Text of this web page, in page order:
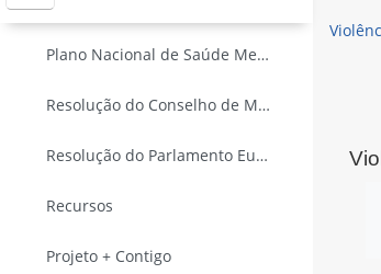
Plano Nacional de Saúde Mental (2007-2016)
Resolução do Conselho de Ministros n.º 49/2008, de 6 de Março
Resolução do Parlamento Europeu, de 19 de Fevereiro de 2009, sobre saúde mental
Recursos
Projeto + Contigo